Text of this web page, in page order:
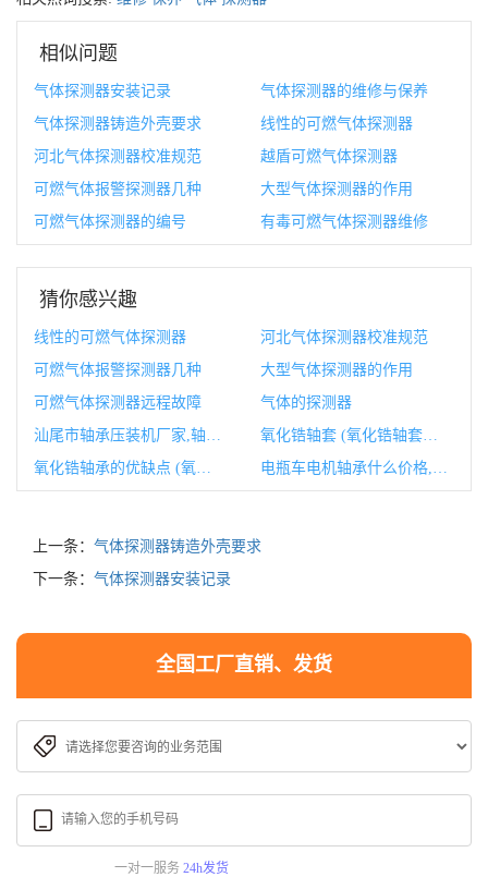
相似问题
气体探测器安装记录
气体探测器的维修与保养
气体探测器铸造外壳要求
线性的可燃气体探测器
河北气体探测器校准规范
越盾可燃气体探测器
可燃气体报警探测器几种
大型气体探测器的作用
可燃气体探测器的编号
有毒可燃气体探测器维修
猜你感兴趣
线性的可燃气体探测器
河北气体探测器校准规范
可燃气体报警探测器几种
大型气体探测器的作用
可燃气体探测器远程故障
气体的探测器
氧化锆轴套 (氧化锆轴套轴芯主要应用在哪里)
上一条： 气体探测器铸造外壳要求
下一条： 气体探测器安装记录
全国工厂直销、发货
一对一服务 24h发货